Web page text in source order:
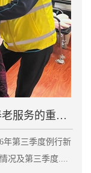
民政部：2026年第三季度老龄和养老服务的重点工作
第三季度例行新
况及第三季度....